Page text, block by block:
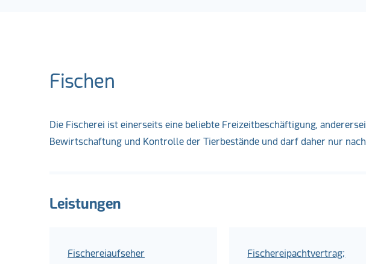
Fischen
Die Fischerei ist einerseits eine beliebte Freizeitbeschäftigung,
Bewirtschaftung und Kontrolle der Tierbestände und darf daher nur
Leistungen
Fischereiaufseher
Fischereipachtvertrag;